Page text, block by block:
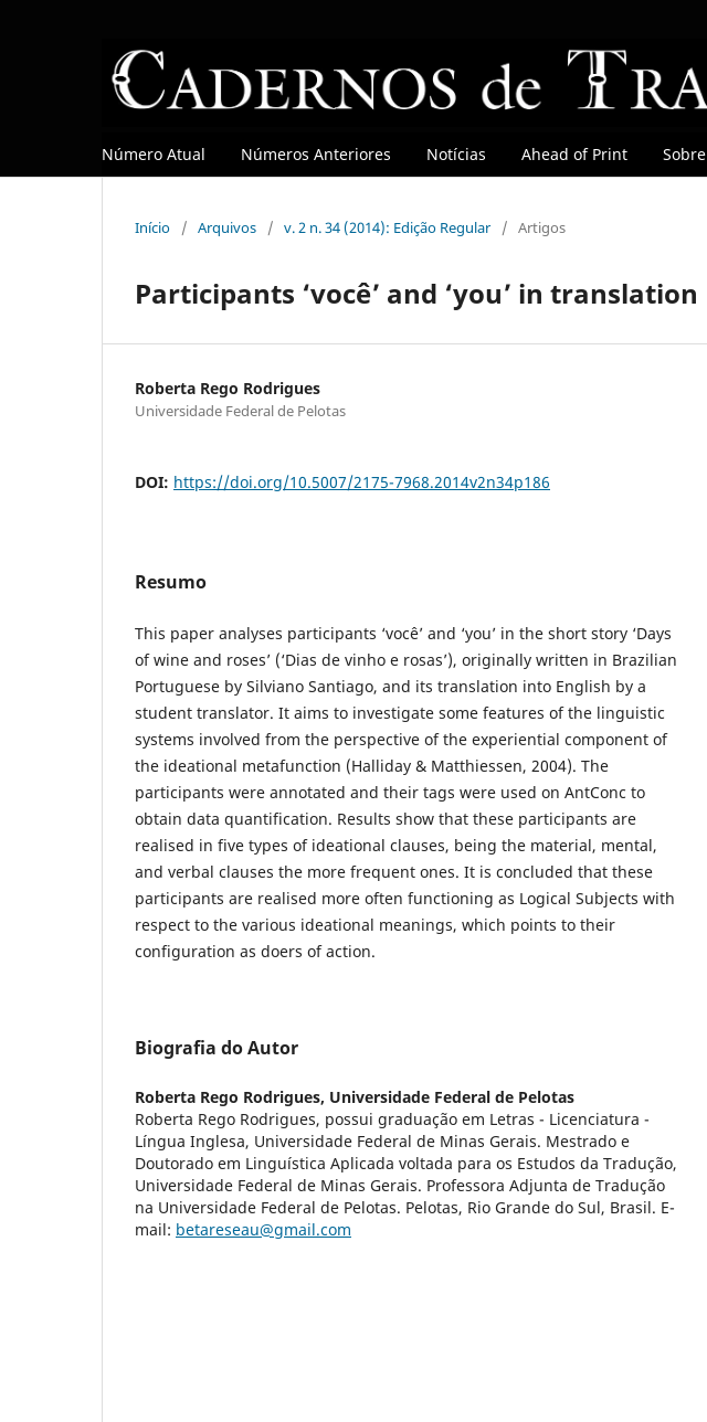
Número Atual Números Anteriores Notícias Ahead of Print Sobre
Início / Arquivos / v. 2 n. 34 (2014): Edição Regular / Artigos
Participants ‘você’ and ‘you’ in translation
Roberta Rego Rodrigues
Universidade Federal de Pelotas
DOI: https://doi.org/10.5007/2175-7968.2014v2n34p186
Resumo
This paper analyses participants ‘você’ and ‘you’ in the short story ‘Days
of wine and roses’ (‘Dias de vinho e rosas’), originally written in Brazilian
Portuguese by Silviano Santiago, and its translation into English by a
student translator. It aims to investigate some features of the linguistic
systems involved from the perspective of the experiential component of
the ideational metafunction (Halliday & Matthiessen, 2004). The
participants were annotated and their tags were used on AntConc to
obtain data quantification. Results show that these participants are
realised in five types of ideational clauses, being the material, mental,
and verbal clauses the more frequent ones. It is concluded that these
participants are realised more often functioning as Logical Subjects with
respect to the various ideational meanings, which points to their
configuration as doers of action.
Biografia do Autor
Roberta Rego Rodrigues, Universidade Federal de Pelotas
Roberta Rego Rodrigues, possui graduação em Letras - Licenciatura -
Língua Inglesa, Universidade Federal de Minas Gerais. Mestrado e
Doutorado em Linguística Aplicada voltada para os Estudos da Tradução,
Universidade Federal de Minas Gerais. Professora Adjunta de Tradução
na Universidade Federal de Pelotas. Pelotas, Rio Grande do Sul, Brasil. E-
mail: betareseau@gmail.com